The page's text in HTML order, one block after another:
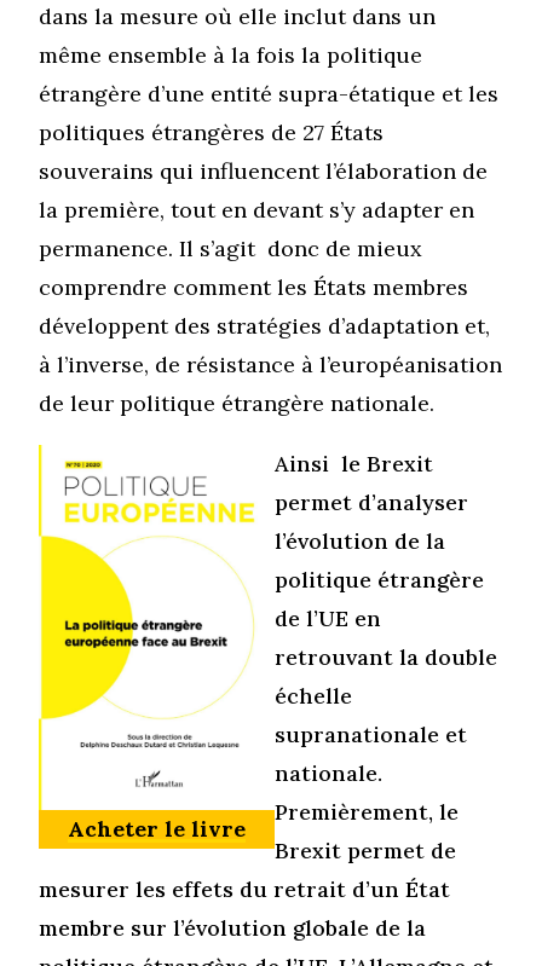
dans la mesure où elle inclut dans un
même ensemble à la fois la politique
étrangère d’une entité supra-étatique et les
politiques étrangères de 27 États
souverains qui influencent l’élaboration de
la première, tout en devant s’y adapter en
permanence. Il s’agit donc de mieux
comprendre comment les États membres
développent des stratégies d’adaptation et,
à l’inverse, de résistance à l’européanisation
de leur politique étrangère nationale.
Acheter le livre
Ainsi le Brexit
permet d’analyser
l’évolution de la
politique étrangère
de l’UE en
retrouvant la double
échelle
supranationale et
nationale.
Premièrement, le
Brexit permet de
mesurer les effets du retrait d’un État
membre sur l’évolution globale de la